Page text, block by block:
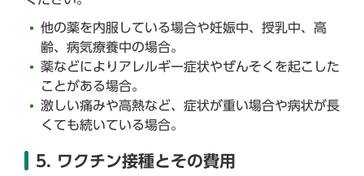
他の薬を内服している場合や妊娠中、授乳中、高
齢、病気療養中の場合。
薬などによりアレルギー症状やぜんそくを起こした
ことがある場合。
激しい痛みや高熱など、症状が重い場合や病状が長
くても続いている場合。
5. ワクチン接種とその費用